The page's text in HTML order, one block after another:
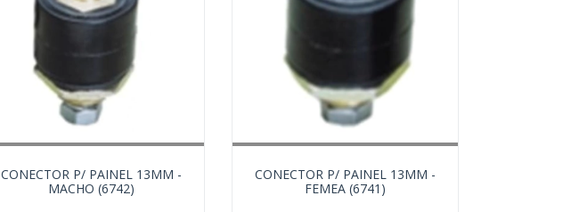
CONECTOR P/ PAINEL 13MM -
MACHO (6742)
CONECTOR P/ PAINEL 13MM -
FEMEA (6741)